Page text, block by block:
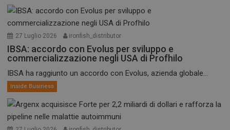
27 Luglio 2026 ironfish_distributor
IBSA: accordo con Evolus per sviluppo e
commercializzazione negli USA di Profhilo
IBSA ha raggiunto un accordo con Evolus, azienda globale...
Inside Business